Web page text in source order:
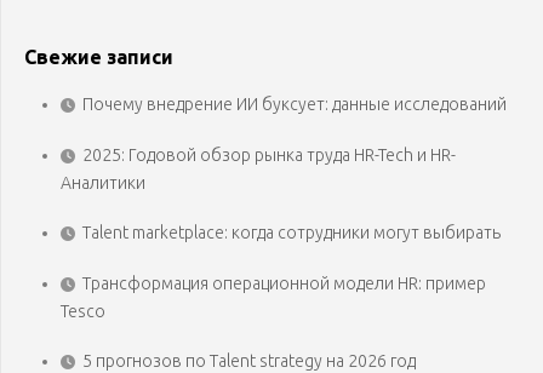
Свежие записи
Почему внедрение ИИ буксует: данные исследований
2025: Годовой обзор рынка труда HR-Tech и HR-
Аналитики
Talent marketplace: когда сотрудники могут выбирать
Трансформация операционной модели HR: пример
Tesco
5 прогнозов по Talent strategy на 2026 год